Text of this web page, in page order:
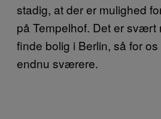
stadig, at der er mulighed
på Tempelhof. Det er svært
finde bolig i Berlin, så for
endnu sværere.